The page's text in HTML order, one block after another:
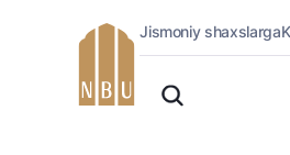
O'zbek
Jismoniy
Jismoniy shaxslarga